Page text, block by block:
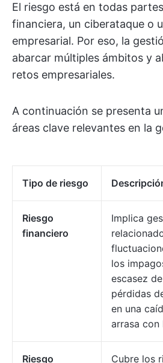
El riesgo está en todas
financiera, un ciberataque o
empresarial. Por eso, la
abarcar múltiples ámbitos y
retos empresariales.
A continuación se presenta
áreas clave relevantes en la
Tipo de riesgo
Riesgo
financiero
Implica
los
escasez
pérdidas
en una
arrasa con
Riesgo Cubre los